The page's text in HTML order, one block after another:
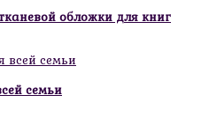
обложки для книг
семьи